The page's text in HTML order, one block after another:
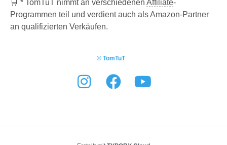
🛒 * TomTuT nimmt an verschiedenen Affiliate-
Programmen teil und verdient auch als Amazon-Partner
an qualifizierten Verkäufen.
© TomTuT